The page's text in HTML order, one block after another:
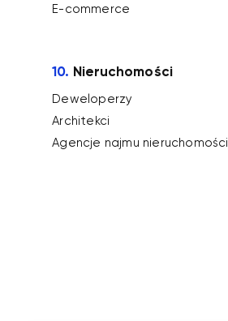
E-commerce
10. Nieruchomości
Deweloperzy
Architekci
Agencje najmu nieruchomości